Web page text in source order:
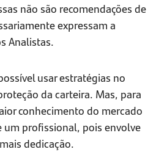
não são recomendações de
expressam a
Analistas.
usar estratégias no
da carteira. Mas, para
conhecimento do mercado
um profissional, pois envolve
dedicação.